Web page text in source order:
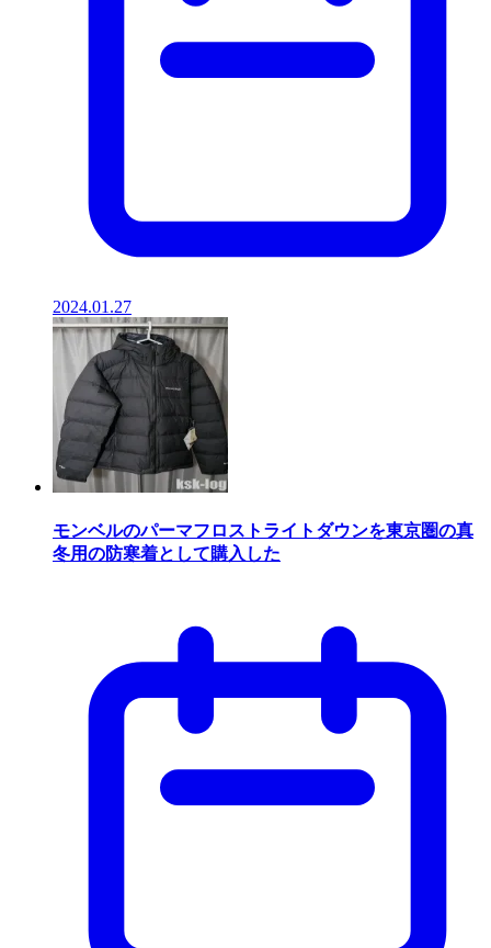
2024.01.27
モンベルのパーマフロストライトダウンを東京圏の真
冬用の防寒着として購入した